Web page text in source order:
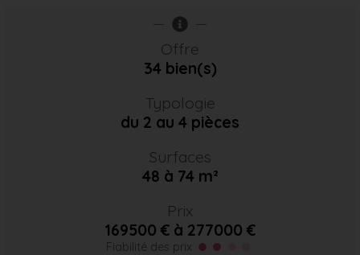
Offre
34 bien(s)
Typologie
du 2 au 4 pièces
Surfaces
48 à 74 m²
Prix
169500 € à 277000 €
Fiabilité des prix